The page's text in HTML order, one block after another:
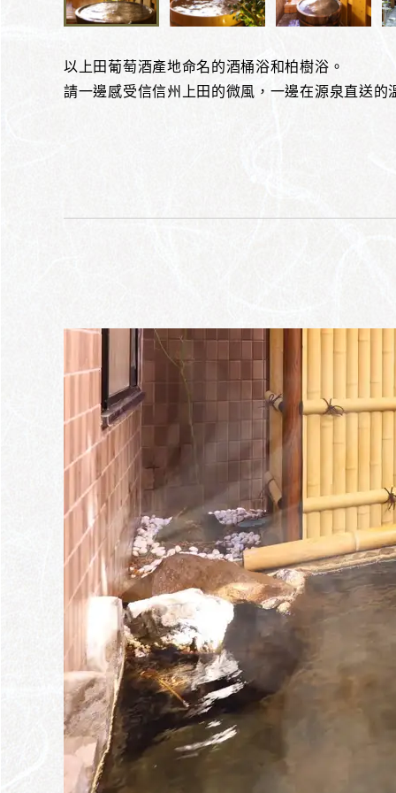
以上田葡萄酒產地命名的酒桶浴和柏樹浴。
請一邊感受信信州上田的微風，一邊在源泉直送的